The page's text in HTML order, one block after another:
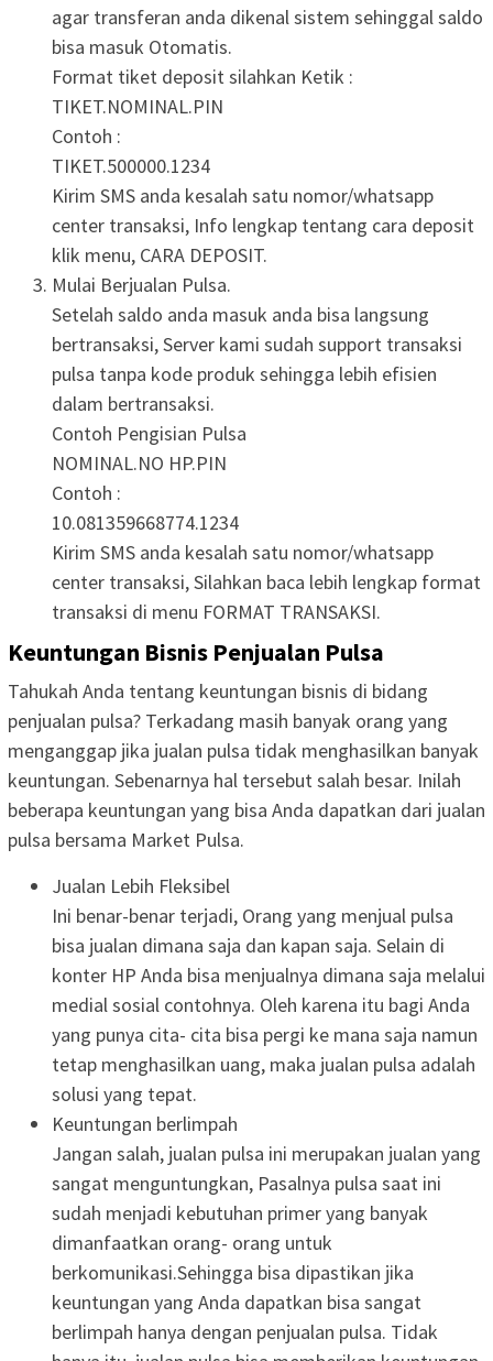
agar transferan anda dikenal sistem sehinggal saldo
bisa masuk Otomatis.
Format tiket deposit silahkan Ketik :
TIKET.NOMINAL.PIN
Contoh :
TIKET.500000.1234
Kirim SMS anda kesalah satu nomor/whatsapp
center transaksi, Info lengkap tentang cara deposit
klik menu, CARA DEPOSIT.
Mulai Berjualan Pulsa.
Setelah saldo anda masuk anda bisa langsung
bertransaksi, Server kami sudah support transaksi
pulsa tanpa kode produk sehingga lebih efisien
dalam bertransaksi.
Contoh Pengisian Pulsa
NOMINAL.NO HP.PIN
Contoh :
10.081359668774.1234
Kirim SMS anda kesalah satu nomor/whatsapp
center transaksi, Silahkan baca lebih lengkap format
transaksi di menu FORMAT TRANSAKSI.
Keuntungan Bisnis Penjualan Pulsa
Tahukah Anda tentang keuntungan bisnis di bidang
penjualan pulsa? Terkadang masih banyak orang yang
menganggap jika jualan pulsa tidak menghasilkan banyak
keuntungan. Sebenarnya hal tersebut salah besar. Inilah
beberapa keuntungan yang bisa Anda dapatkan dari jualan
pulsa bersama Market Pulsa.
Jualan Lebih Fleksibel
Ini benar-benar terjadi, Orang yang menjual pulsa
bisa jualan dimana saja dan kapan saja. Selain di
konter HP Anda bisa menjualnya dimana saja melalui
medial sosial contohnya. Oleh karena itu bagi Anda
yang punya cita- cita bisa pergi ke mana saja namun
tetap menghasilkan uang, maka jualan pulsa adalah
solusi yang tepat.
Keuntungan berlimpah
Jangan salah, jualan pulsa ini merupakan jualan yang
sangat menguntungkan, Pasalnya pulsa saat ini
sudah menjadi kebutuhan primer yang banyak
dimanfaatkan orang- orang untuk
berkomunikasi.Sehingga bisa dipastikan jika
keuntungan yang Anda dapatkan bisa sangat
berlimpah hanya dengan penjualan pulsa. Tidak